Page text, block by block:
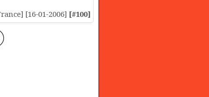
[16-01-2006] [#100]